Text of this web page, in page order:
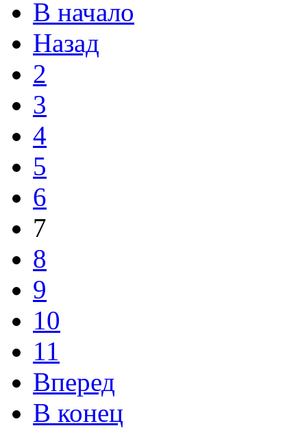
В начало
Назад
2
3
4
5
6
7
8
9
10
11
Вперед
В конец